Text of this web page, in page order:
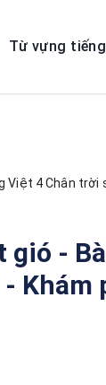
Từ vựng
Việt 4 Chân
gió -
-